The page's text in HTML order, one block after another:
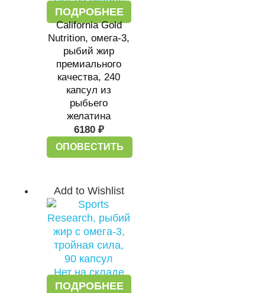
ПОДРОБНЕЕ
California Gold
Nutrition, омега-3,
рыбий жир
премиального
качества, 240
капсул из
рыбьего
желатина
6180 ₽
ОПОВЕСТИТЬ
Add to Wishlist
Нет на складе
ПОДРОБНЕЕ